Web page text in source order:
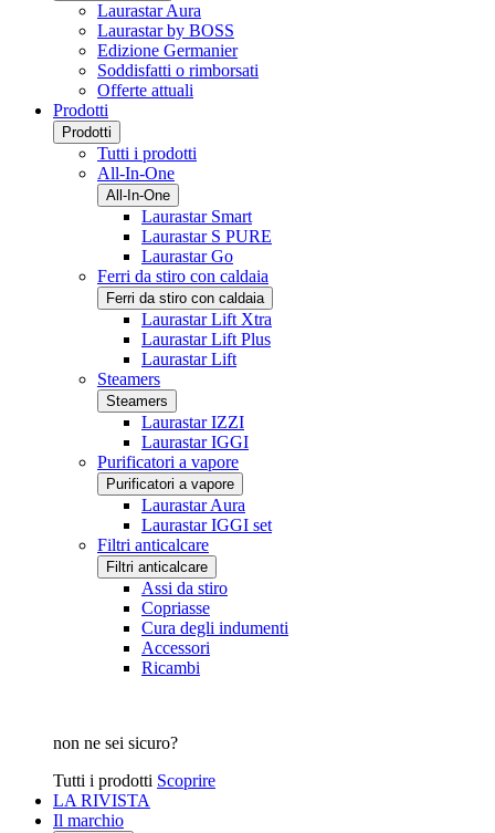
Laurastar Aura
Laurastar by BOSS
Edizione Germanier
Soddisfatti o rimborsati
Offerte attuali
Prodotti
Prodotti
Tutti i prodotti
All-In-One
All-In-One
Laurastar Smart
Laurastar S PURE
Laurastar Go
Ferri da stiro con caldaia
Ferri da stiro con caldaia
Laurastar Lift Xtra
Laurastar Lift Plus
Laurastar Lift
Steamers
Steamers
Laurastar IZZI
Laurastar IGGI
Purificatori a vapore
Purificatori a vapore
Laurastar Aura
Laurastar IGGI set
Filtri anticalcare
Filtri anticalcare
Assi da stiro
Copriasse
Cura degli indumenti
Accessori
Ricambi
non ne sei sicuro?
Tutti i prodotti Scoprire
LA RIVISTA
Il marchio